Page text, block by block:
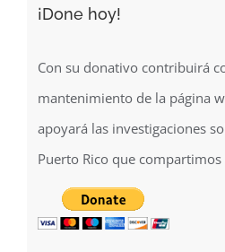
¡Done hoy!
Con su donativo contribuirá
mantenimiento de la página
apoyará las investigaciones
Puerto Rico que